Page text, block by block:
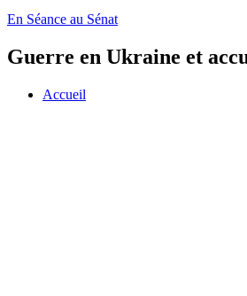
En Séance au Sénat
Guerre en Ukraine et
Accueil